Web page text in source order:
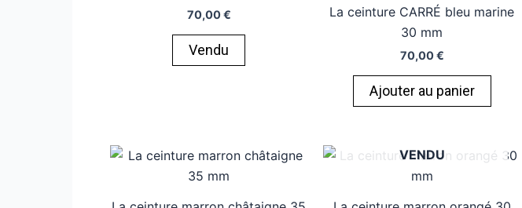
70,00€
Vendu
La ceinture CARRÉ bleu marine
30 mm
70,00€
Ajouter au panier
VENDU